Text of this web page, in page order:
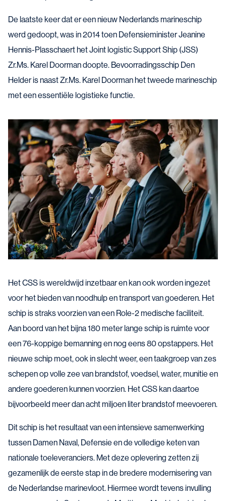
De laatste keer dat er een nieuw Nederlands marineschip
werd gedoopt, was in 2014 toen Defensieminister Jeanine
Hennis-Plasschaert het Joint logistic Support Ship (JSS)
Zr.Ms. Karel Doorman doopte. Bevoorradingsschip Den
Helder is naast Zr.Ms. Karel Doorman het tweede marineschip
met een essentiële logistieke functie.
Het CSS is wereldwijd inzetbaar en kan ook worden ingezet
voor het bieden van noodhulp en transport van goederen. Het
schip is straks voorzien van een Role-2 medische faciliteit.
Aan boord van het bijna 180 meter lange schip is ruimte voor
een 76-koppige bemanning en nog eens 80 opstappers. Het
nieuwe schip moet, ook in slecht weer, een taakgroep van zes
schepen op volle zee van brandstof, voedsel, water, munitie en
andere goederen kunnen voorzien. Het CSS kan daartoe
bijvoorbeeld meer dan acht miljoen liter brandstof meevoeren.
Dit schip is het resultaat van een intensieve samenwerking
tussen Damen Naval, Defensie en de volledige keten van
nationale toeleveranciers. Met deze oplevering zetten zij
gezamenlijk de eerste stap in de bredere modernisering van
de Nederlandse marinevloot. Hiermee wordt tevens invulling